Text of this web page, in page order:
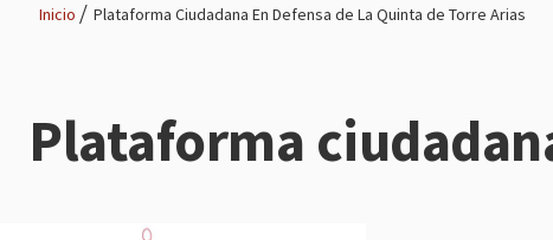
navigation
de
Inicio Plataforma Ciudadana En Defensa de La Quinta de Torre Arias
Plataforma